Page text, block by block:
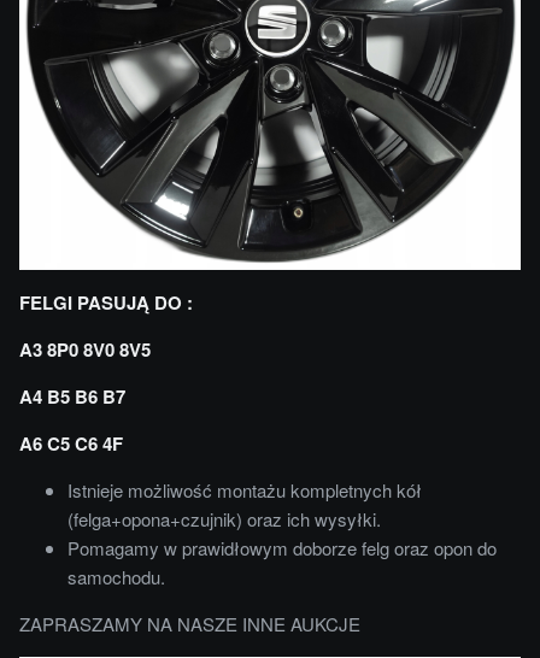
FELGI PASUJĄ DO :
A3 8P0 8V0 8V5
A4 B5 B6 B7
A6 C5 C6 4F
Istnieje możliwość montażu kompletnych kół
(felga+opona+czujnik) oraz ich wysyłki.
Pomagamy w prawidłowym doborze felg oraz opon do
samochodu.
ZAPRASZAMY NA NASZE INNE AUKCJE